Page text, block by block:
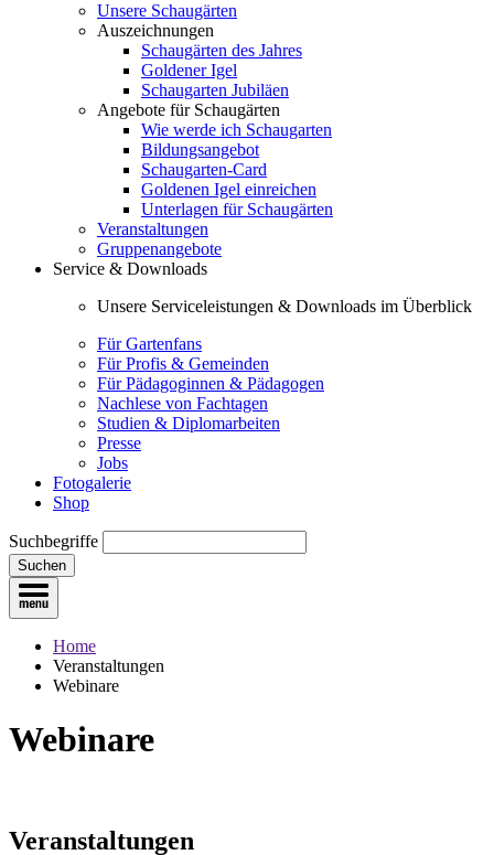
Unsere Schaugärten
Auszeichnungen
Schaugärten des Jahres
Goldener Igel
Schaugarten Jubiläen
Angebote für Schaugärten
Wie werde ich Schaugarten
Bildungsangebot
Schaugarten-Card
Goldenen Igel einreichen
Unterlagen für Schaugärten
Veranstaltungen
Gruppenangebote
Service & Downloads
Unsere Serviceleistungen & Downloads im Überblick
Für Gartenfans
Für Profis & Gemeinden
Für Pädagoginnen & Pädagogen
Nachlese von Fachtagen
Studien & Diplomarbeiten
Presse
Jobs
Fotogalerie
Shop
Suchbegriffe
Suchen
Home
Veranstaltungen
Webinare
Webinare
Veranstaltungen